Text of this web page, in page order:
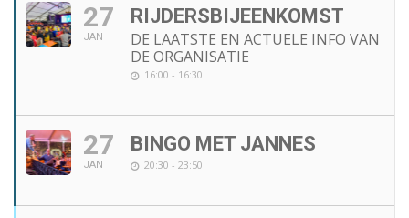
27
JAN
RIJDERSBIJEENKOMST
DE LAATSTE EN ACTUELE INFO VAN
DE ORGANISATIE
16:00 - 16:30
27
JAN
BINGO MET JANNES
20:30 - 23:50